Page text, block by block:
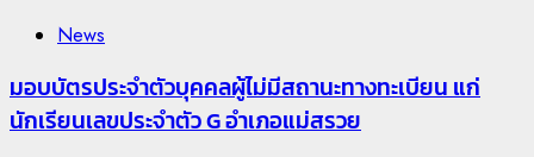
News
มอบบัตรประจำตัวบุคคลผู้ไม่มีสถานะทางทะเบียน แก่
นักเรียนเลขประจำตัว G อำเภอแม่สรวย